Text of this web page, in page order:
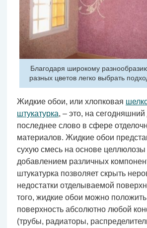
Благодаря широкому
разных цветов легко выбрать
Жидкие обои, или хлопковая
штукатурка, – это, на сегодняшний
последнее слово в сфере
материалов. Жидкие обои
сухую смесь на основе целлюлозы
добавлением различных
штукатурка позволяет скрыть
недостатки отделываемой
того, жидкие обои можно
поверхность абсолютно любой
(трубы, радиаторы,